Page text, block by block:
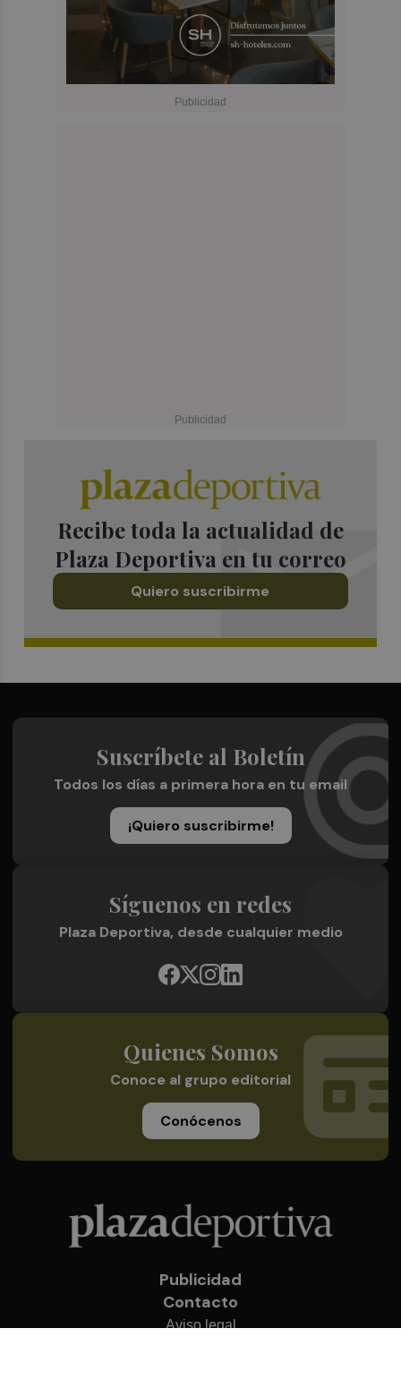
Recibe toda la actualidad de
Plaza Deportiva en tu correo
Quiero suscribirme
Suscríbete al Boletín
Todos los días a primera hora en tu email
¡Quiero suscribirme!
Síguenos en redes
Plaza Deportiva, desde cualquier medio
Quienes Somos
Conoce al grupo editorial
Conócenos
Publicidad
Contacto
Aviso legal